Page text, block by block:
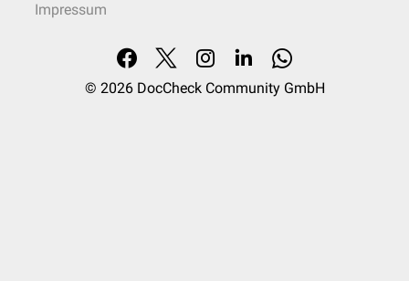
Impressum
© 2026 DocCheck Community GmbH